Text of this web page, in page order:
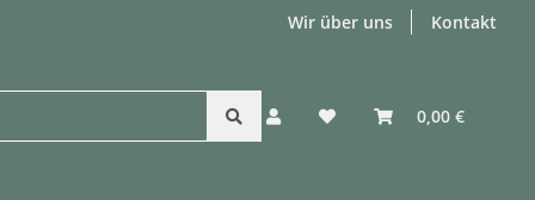
Wir über uns Kontakt
0,00 €